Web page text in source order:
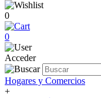
0
0
Acceder
Hogares y Comercios
+